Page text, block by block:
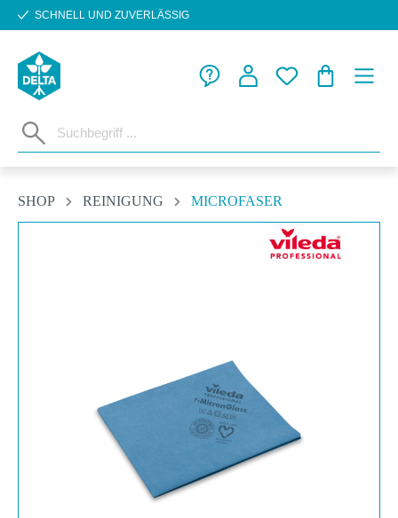
Zum Hauptinhalt springen
SCHNELL UND ZUVERLÄSSIG
SHOP REINIGUNG
MICROFASER